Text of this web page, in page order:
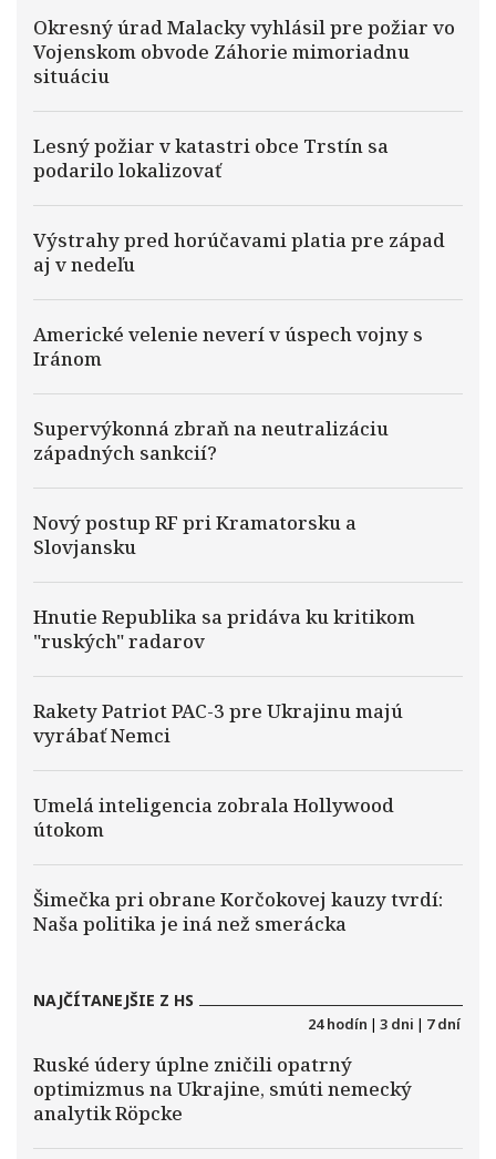
Okresný úrad Malacky vyhlásil pre požiar vo
Vojenskom obvode Záhorie mimoriadnu
situáciu
Lesný požiar v katastri obce Trstín sa
podarilo lokalizovať
Výstrahy pred horúčavami platia pre západ
aj v nedeľu
Americké velenie neverí v úspech vojny s
Iránom
Supervýkonná zbraň na neutralizáciu
západných sankcií?
Nový postup RF pri Kramatorsku a
Slovjansku
Hnutie Republika sa pridáva ku kritikom
"ruských" radarov
Rakety Patriot PAC-3 pre Ukrajinu majú
vyrábať Nemci
Umelá inteligencia zobrala Hollywood
útokom
Šimečka pri obrane Korčokovej kauzy tvrdí:
Naša politika je iná než smerácka
NAJČÍTANEJŠIE Z HS
24 hodín | 3 dni | 7 dní
Ruské údery úplne zničili opatrný
optimizmus na Ukrajine, smúti nemecký
analytik Röpcke